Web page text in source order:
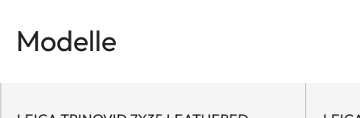
Modelle